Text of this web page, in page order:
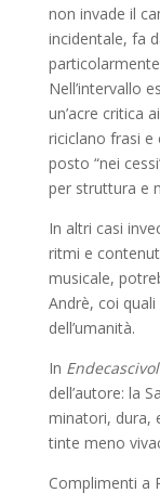
non invade il
incidentale, fa
Nell’intervallo
un’acre critica
riciclano frasi
posto “nei
per struttura e
In altri casi
ritmi e
musicale,
Andrè, coi
dell’umanità.
In
dell’autore: la
minatori, dura,
tinte meno
Complimenti a